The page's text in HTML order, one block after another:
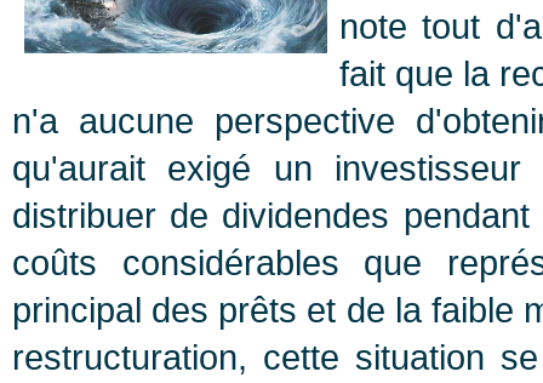
note tout
fait que la
n'a aucune perspective
qu'aurait exigé un
distribuer de dividendes
coûts considérables que
principal des prêts et de la faible
restructuration, cette situation